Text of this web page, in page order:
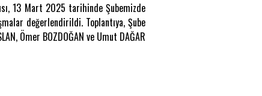
13 Mart 2025 tarihinde Şubemizde
değerlendirildi. Toplantıya, Şube
Ömer BOZDOĞAN ve Umut DAĞAR